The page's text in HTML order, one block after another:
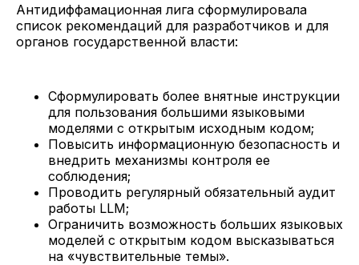
Антидиффамационная лига сформулировала
список рекомендаций для разработчиков и для
органов государственной власти:
Сформулировать более внятные инструкции
для пользования большими языковыми
моделями с открытым исходным кодом;
Повысить информационную безопасность и
внедрить механизмы контроля ее
соблюдения;
Проводить регулярный обязательный аудит
работы LLM;
Ограничить возможность больших языковых
моделей с открытым кодом высказываться
на «чувствительные темы».